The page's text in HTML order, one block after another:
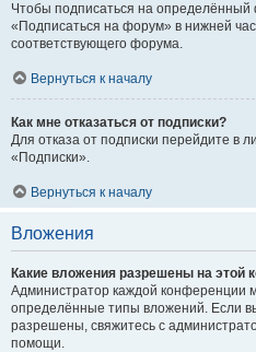
Чтобы подписаться на
«Подписаться на форум» в нижней
соответствующего форума.
Вернуться к началу
Как мне отказаться от подписки?
Для отказа от подписки перейдите в
«Подписки».
Вернуться к началу
Вложения
Какие вложения разрешены на этой
Администратор каждой конференции
определённые типы вложений. Если
разрешены, свяжитесь с
помощи.